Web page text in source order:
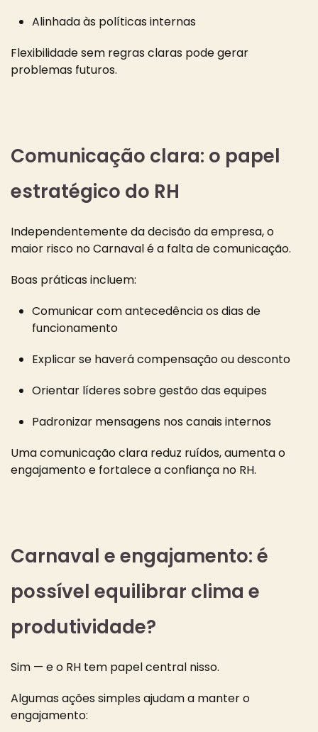
Alinhada às políticas internas
Flexibilidade sem regras claras pode gerar
problemas futuros.
Comunicação clara: o papel
estratégico do RH
Independentemente da decisão da empresa, o
maior risco no Carnaval é a falta de comunicação.
Boas práticas incluem:
Comunicar com antecedência os dias de
funcionamento
Explicar se haverá compensação ou desconto
Orientar líderes sobre gestão das equipes
Padronizar mensagens nos canais internos
Uma comunicação clara reduz ruídos, aumenta o
engajamento e fortalece a confiança no RH.
Carnaval e engajamento: é
possível equilibrar clima e
produtividade?
Sim — e o RH tem papel central nisso.
Algumas ações simples ajudam a manter o
engajamento: